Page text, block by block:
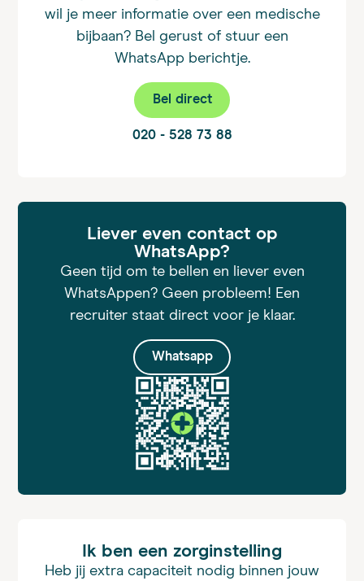
wil je meer informatie over een medische
bijbaan? Bel gerust of stuur een
WhatsApp berichtje.
Bel direct
020 - 528 73 88
Liever even contact op
WhatsApp?
Geen tijd om te bellen en liever even
WhatsAppen? Geen probleem! Een
recruiter staat direct voor je klaar.
Whatsapp
Ik ben een zorginstelling
Heb jij extra capaciteit nodig binnen jouw